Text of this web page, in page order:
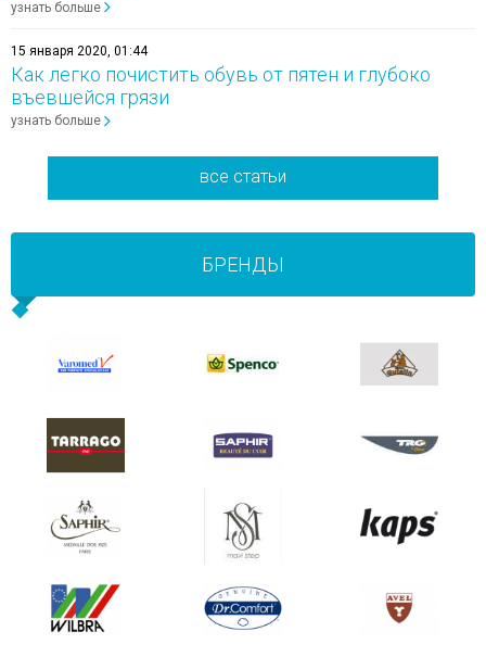
узнать больше
15 января 2020, 01:44
Как легко почистить обувь от пятен и глубоко
въевшейся грязи
узнать больше
все статьи
БРЕНДЫ